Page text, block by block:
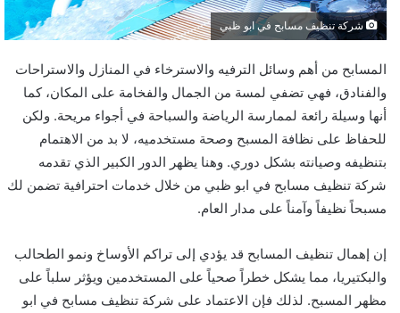
شركة تنظيف مسابح في ابو ظبي
المسابح من أهم وسائل الترفيه والاسترخاء في المنازل والاستراحات
والفنادق، فهي تضفي لمسة من الجمال والفخامة على المكان، كما
أنها وسيلة رائعة لممارسة الرياضة والسباحة في أجواء مريحة. ولكن
للحفاظ على نظافة المسبح وصحة مستخدميه، لا بد من الاهتمام
بتنظيفه وصيانته بشكل دوري. وهنا يظهر الدور الكبير الذي تقدمه
شركة تنظيف مسابح في ابو ظبي من خلال خدمات احترافية تضمن لك
مسبحاً نظيفاً وآمناً على مدار العام.
إن إهمال تنظيف المسابح قد يؤدي إلى تراكم الأوساخ ونمو الطحالب
والبكتيريا، مما يشكل خطراً صحياً على المستخدمين ويؤثر سلباً على
مظهر المسبح. لذلك فإن الاعتماد على شركة تنظيف مسابح في ابو